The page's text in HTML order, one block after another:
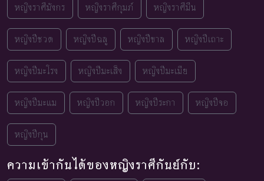
หญิงราศีมังกร หญิงราศีกุมภ์ หญิงราศีมีน
หญิงปีชวด หญิงปีฉลู หญิงปีขาล หญิงปีเถาะ
หญิงปีมะโรง หญิงปีมะเส็ง หญิงปีมะเมีย
หญิงปีมะแม หญิงปีวอก หญิงปีระกา หญิงปีจอ
หญิงปีกุน
ความเข้ากันได้ของหญิงราศีกันย์กับ: